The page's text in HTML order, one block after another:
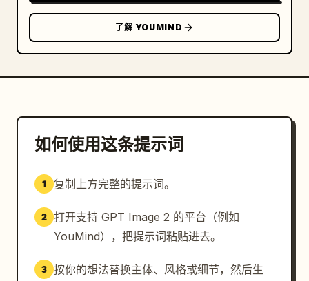
了解 YOUMIND
如何使用这条提示词
1 复制上方完整的提示词。
2 打开支持 GPT Image 2 的平台（例如
YouMind），把提示词粘贴进去。
3 按你的想法替换主体、风格或细节，然后生